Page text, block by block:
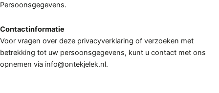
Persoonsgegevens.
Contactinformatie
Voor vragen over deze privacyverklaring of verzoeken met
betrekking tot uw persoonsgegevens, kunt u contact met ons
opnemen via info@ontekjelek.nl.